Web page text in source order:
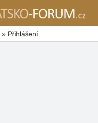
» Přihlášení